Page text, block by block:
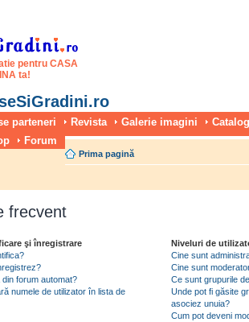
pentru CASA
ta!
parteneri Revista Galerie imagini
Forum
Prima pagină
frecvent
şi înregistrare
forum automat?
numele de utilizator în lista de
Niveluri de
Cine sunt
Cine sunt
Ce sunt grupurile
Unde pot fi găsite
asociez unuia?
Cum pot deveni